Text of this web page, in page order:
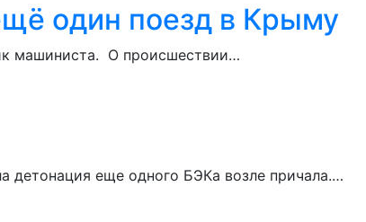
один поезд в Крыму
машиниста. О происшествии…
детонация еще одного БЭКа возле причала.…